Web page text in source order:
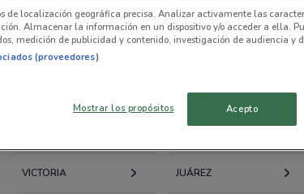
AZCAPOTZALCO IZTACALCO
CARRANZA
VICTORIA JUÁREZ
de localización geográfica precisa. Analizar activamente las
Almacenar la información en un dispositivo y/o acceder a ella.
medición de publicidad y contenido, investigación de audiencia y
(proveedores)
Mostrar los propósitos Acepto